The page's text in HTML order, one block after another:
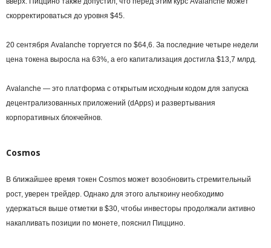
скорректироваться до уровня $45.
20 сентября Avalanche торгуется по $64,6. За последние четыре недели
цена токена выросла на 63%, а его капитализация достигла $13,7 млрд.
Avalanche — это платформа с открытым исходным кодом для запуска
децентрализованных приложений (dApps) и развертывания
корпоративных блокчейнов.
Cosmos
В ближайшее время токен Cosmos может возобновить стремительный
рост, уверен трейдер. Однако для этого альткоину необходимо
удержаться выше отметки в $30, чтобы инвесторы продолжали активно
накапливать позиции по монете, пояснил Пиццино.